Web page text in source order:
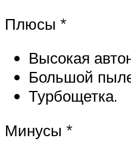
Плюсы *
Высокая
Большой
Турбощетка.
Минусы *